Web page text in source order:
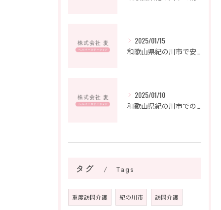
2025/01/15
2025/01/10
タグ Tags
重度訪問介護 紀の川市 訪問介護